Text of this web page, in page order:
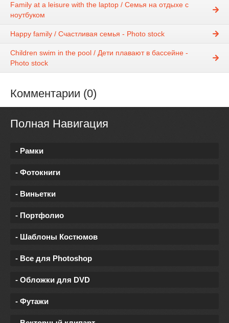
Family at a leisure with the laptop / Семья на отдыхе с
ноутбуком
Happy family / Счастливая семья - Photo stock
Children swim in the pool / Дети плавают в бассейне -
Photo stock
Комментарии (0)
Полная Навигация
- Рамки
- Фотокниги
- Виньетки
- Портфолио
- Шаблоны Костюмов
- Все для Photoshop
- Обложки для DVD
- Футажи